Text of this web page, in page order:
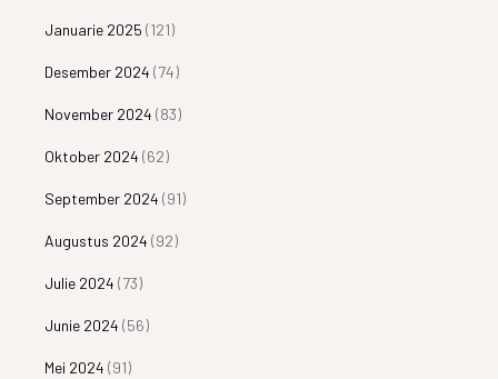
Januarie 2025 (121)
Desember 2024 (74)
November 2024 (83)
Oktober 2024 (62)
September 2024 (91)
Augustus 2024 (92)
Julie 2024 (73)
Junie 2024 (56)
Mei 2024 (91)